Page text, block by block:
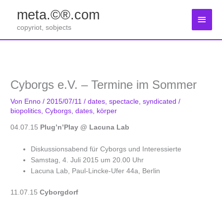
springen
meta.©®.com
copyriot, sobjects
Cyborgs e.V. – Termine im Sommer
Von Enno/ 2015/07/11/dates ,spectacle ,syndicated /
biopolitics ,Cyborgs ,dates körper
04.07.15 Plug’n’Play @ Lacuna Lab
Diskussionsabend für Cyborgs und Interessierte
Samstag, 4. Juli 2015 um 20.00 Uhr
Lacuna Lab, Paul-Lincke-Ufer 44a, Berlin
11.07.15 Cyborgdorf